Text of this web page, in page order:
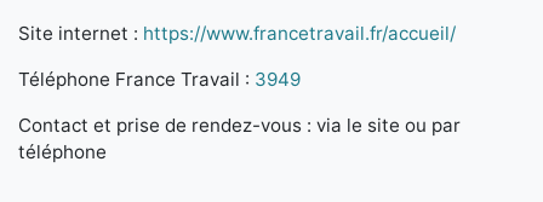
Site internet : https://www.francetravail.fr/accueil/
Téléphone France Travail : 3949
Contact et prise de rendez-vous : via le site ou par
téléphone